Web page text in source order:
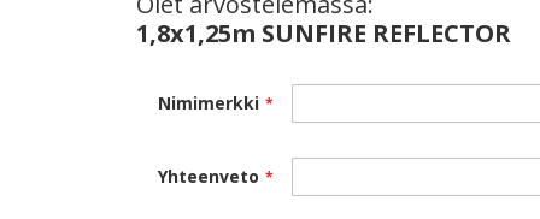
1,8x1,25m SUNFIRE REFLECTOR
Nimimerkki
Yhteenveto